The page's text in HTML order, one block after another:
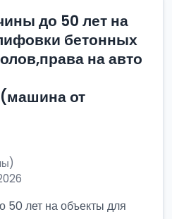
до 50 лет на
бетонных
на авто
от
50 лет на объекты для